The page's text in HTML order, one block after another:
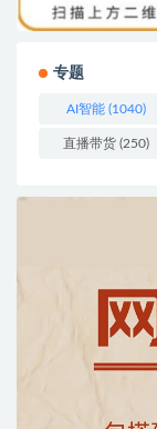
专题
AI智能 (1040)
直播带货 (250)